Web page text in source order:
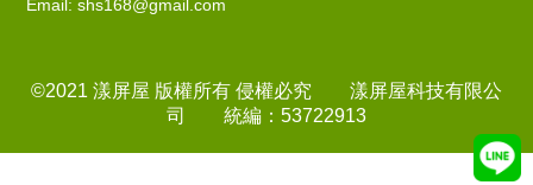
Email: shs168@gmail.com
©2021 漾屏屋 版權所有 侵權必究 漾屏屋科技有限公
司 統編：53722913